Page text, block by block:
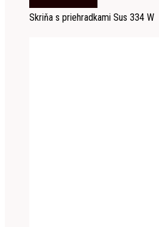
Skriňa s priehradkami Sus 334 W